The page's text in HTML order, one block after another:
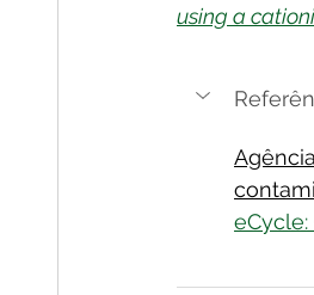
using a